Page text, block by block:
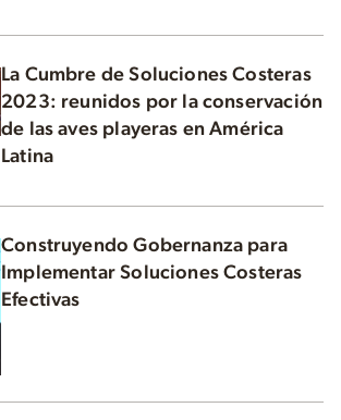
La Cumbre de Soluciones Costeras
2023: reunidos por la conservación
de las aves playeras en América
Latina
Construyendo Gobernanza para
Implementar Soluciones Costeras
Efectivas